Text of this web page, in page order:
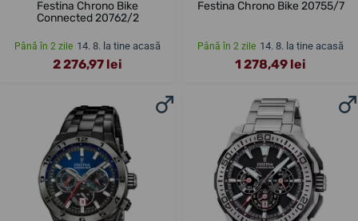
Festina Chrono Bike
Connected 20762/2
Până în 2 zile 14. 8. la tine acasă
2 276,97 lei
Festina Chrono Bike 20755/7
Până în 2 zile 14. 8. la tine acasă
1 278,49 lei